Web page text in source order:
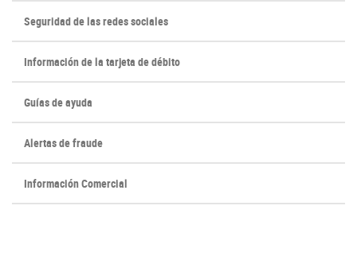
Seguridad de las redes sociales
Información de la tarjeta de débito
Guías de ayuda
Alertas de fraude
Información Comercial